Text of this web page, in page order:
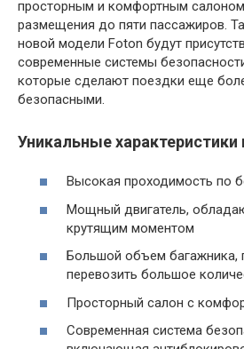
просторным и комфортным
размещения до пяти пассажиров.
новой модели Foton будут
современные системы
которые сделают поездки еще
безопасными.
Уникальные характеристики
Высокая проходимость по
Мощный двигатель,
крутящим моментом
Большой объем
перевозить большое
Просторный салон с
Современная система